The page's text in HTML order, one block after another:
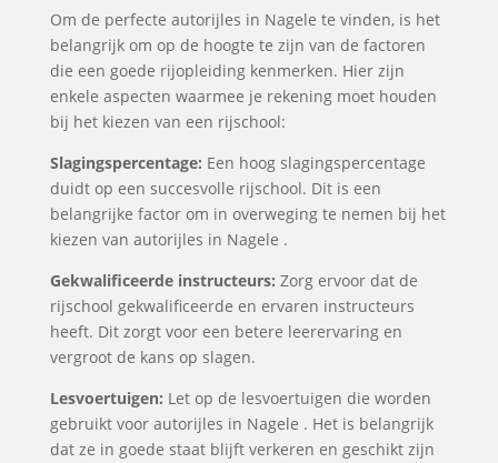
Om de perfecte autorijles in Nagele te vinden, is het
belangrijk om op de hoogte te zijn van de factoren
die een goede rijopleiding kenmerken. Hier zijn
enkele aspecten waarmee je rekening moet houden
bij het kiezen van een rijschool:
Slagingspercentage: Een hoog slagingspercentage
duidt op een succesvolle rijschool. Dit is een
belangrijke factor om in overweging te nemen bij het
kiezen van autorijles in Nagele .
Gekwalificeerde instructeurs: Zorg ervoor dat de
rijschool gekwalificeerde en ervaren instructeurs
heeft. Dit zorgt voor een betere leerervaring en
vergroot de kans op slagen.
Lesvoertuigen: Let op de lesvoertuigen die worden
gebruikt voor autorijles in Nagele . Het is belangrijk
dat ze in goede staat blijft verkeren en geschikt zijn